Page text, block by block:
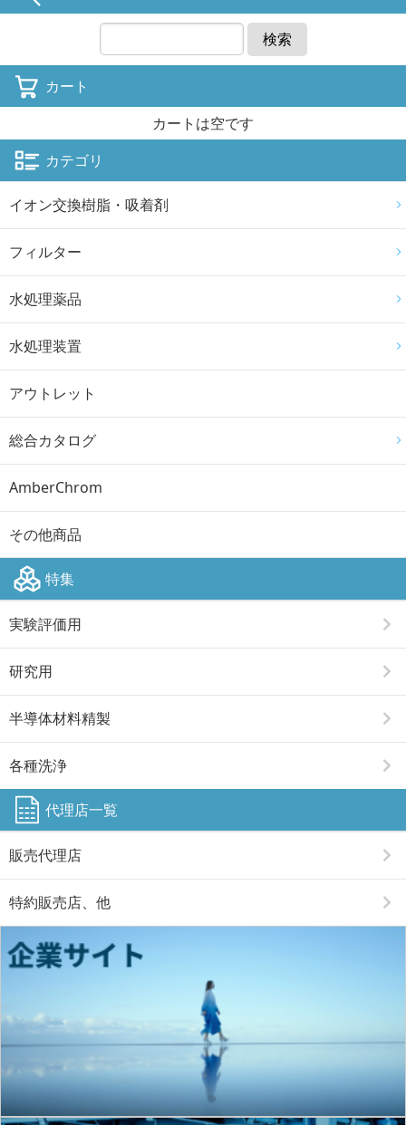
検索
カート
カートは空です
カテゴリ
イオン交換樹脂・吸着剤
フィルター
水処理薬品
水処理装置
アウトレット
総合カタログ
AmberChrom
その他商品
特集
実験評価用
研究用
半導体材料精製
各種洗浄
代理店一覧
販売代理店
特約販売店、他